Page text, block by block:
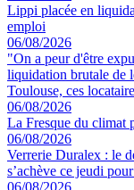
Lippi placée en
emploi
06/08/2026
"On a peur d'être
liquidation brutale de
Toulouse, ces
06/08/2026
La Fresque du climat
06/08/2026
Verrerie Duralex : le
s’achève ce jeudi
06/08/2026